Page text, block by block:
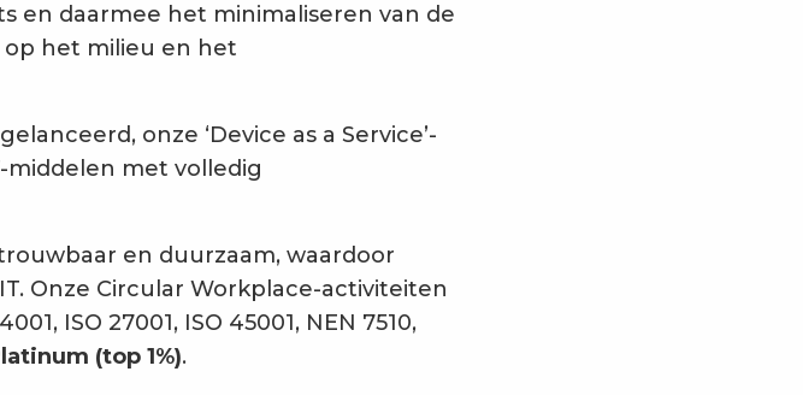
en daarmee het minimaliseren van de
het milieu en het
gelanceerd, onze ‘Device as a Service’-
met volledig
en duurzaam, waardoor
Onze Circular Workplace-activiteiten
ISO 27001, ISO 45001, NEN 7510,
(top 1%).